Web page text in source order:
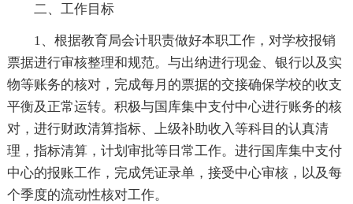
二、工作目标
1、根据教育局会计职责做好本职工作，对学校报销
票据进行审核整理和规范。与出纳进行现金、银行以及实
物等账务的核对，完成每月的票据的交接确保学校的收支
平衡及正常运转。积极与国库集中支付中心进行账务的核
对，进行财政清算指标、上级补助收入等科目的认真清
理，指标清算，计划审批等日常工作。进行国库集中支付
中心的报账工作，完成凭证录单，接受中心审核，以及每
个季度的流动性核对工作。